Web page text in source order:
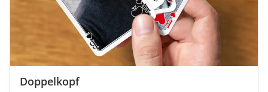
Doppelkopf